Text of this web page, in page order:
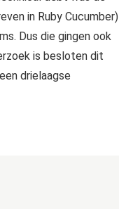
in Ruby Cucumber)
Dus die gingen ook
is besloten dit
drielaagse